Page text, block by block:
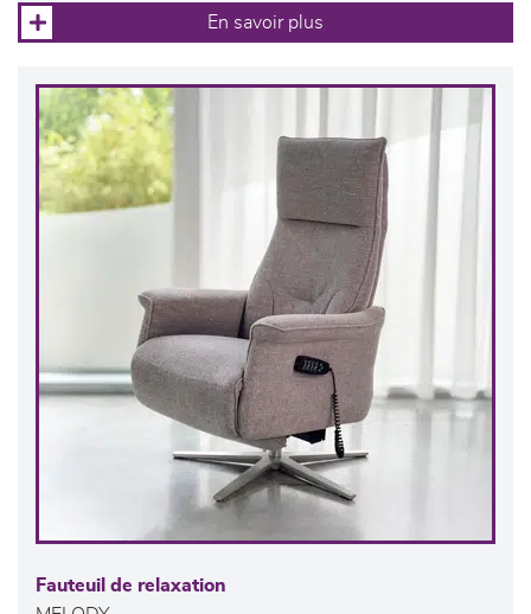
En savoir plus
Fauteuil de relaxation